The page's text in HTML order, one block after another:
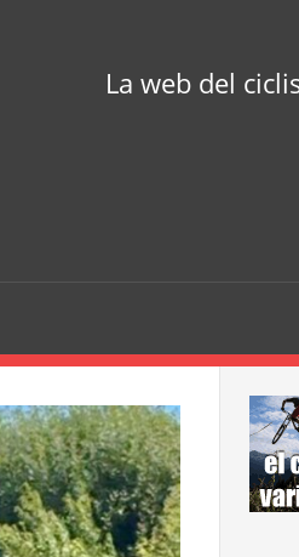
La web del